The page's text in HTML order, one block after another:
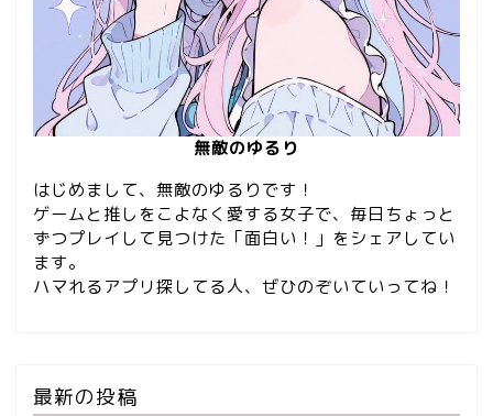
無敵のゆるり
はじめまして、無敵のゆるりです！
ゲームと推しをこよなく愛する女子で、毎日ちょっと
ずつプレイして見つけた「面白い！」をシェアしてい
ます。
ハマれるアプリ探してる人、ぜひのぞいていってね！
最新の投稿